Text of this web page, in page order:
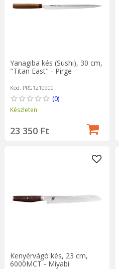
Yanagiba kés (Sushi), 30 cm,
"Titan East" - Pirge
Kód: PRG1210900
(0)
Készleten
23 350 Ft
Kenyérvágó kés, 23 cm,
6000MCT - Miyabi